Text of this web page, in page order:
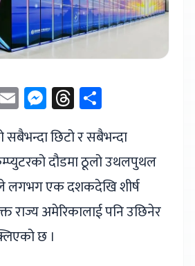
EmailMessenger
Threads
सबैभन्दा छिटो र सबैभन्दा
दौडमा ठूलो उथलपुथल
लगभग एक दशकदेखि शीर्ष
राज्य अमेरिकालाई पनि उछिनेर
छ ।